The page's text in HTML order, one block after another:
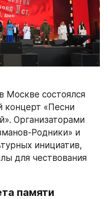
Москве состоялся
концерт «Песни
Организаторами
Родники» и
инициатив,
для чествования
памяти